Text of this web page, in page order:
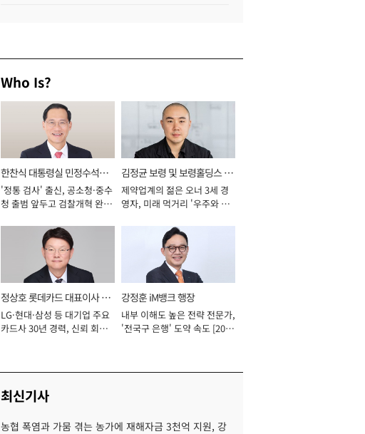
Who Is?
한찬식 대통령실 민정수석비
서관
'정통 검사' 출신, 공소청·중수
청 출범 앞두고 검찰개혁 완수
김정균 보령 및 보령홀딩스 대
표이사 사장
제약업계의 젊은 오너 3세 경
영자, 미래 먹거리 '우주와 헬
정상호 롯데카드 대표이사 사
장
LG·현대·삼성 등 대기업 주요
카드사 30년 경력, 신뢰 회복
강정훈 iM뱅크 행장
내부 이해도 높은 전략 전문가,
'전국구 은행' 도약 속도 [2026
최신기사
농협 폭염과 가뭄 겪는 농가에 재해자금 3천억 지원, 강